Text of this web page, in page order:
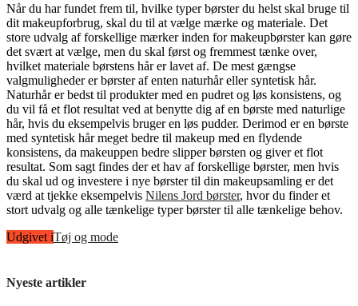
Når du har fundet frem til, hvilke typer børster du helst skal bruge til
dit makeupforbrug, skal du til at vælge mærke og materiale. Det
store udvalg af forskellige mærker inden for makeupbørster kan gøre
det svært at vælge, men du skal først og fremmest tænke over,
hvilket materiale børstens hår er lavet af. De mest gængse
valgmuligheder er børster af enten naturhår eller syntetisk hår.
Naturhår er bedst til produkter med en pudret og løs konsistens, og
du vil få et flot resultat ved at benytte dig af en børste med naturlige
hår, hvis du eksempelvis bruger en løs pudder. Derimod er en børste
med syntetisk hår meget bedre til makeup med en flydende
konsistens, da makeuppen bedre slipper børsten og giver et flot
resultat. Som sagt findes der et hav af forskellige børster, men hvis
du skal ud og investere i nye børster til din makeupsamling er det
værd at tjekke eksempelvis Nilens Jord børster, hvor du finder et
stort udvalg og alle tænkelige typer børster til alle tænkelige behov.
Udgivet iTøj og mode
Nyeste artikler